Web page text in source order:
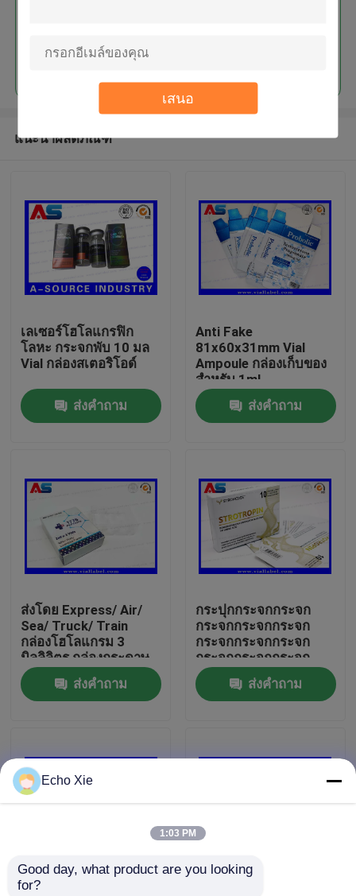
เสนอ
สินค้า
เกี่ยวกับเรา
ควบคุมคุณภาพ
ติดต่อเรา
10ml Vial Labels
ฉลากขวดเล็ก
চালিয়ে
แนะนำผลิตภัณฑ์
เลเซอร์โฮโลแกรฟิก
โลหะ กระจกพับ 10 มล
Vial กล่องสเตอริโอด์
ส่งคำถาม
Anti Fake
81x60x31mm Vial
Ampoule กล่องเก็บของ
สำหรับ 1ml
Bodybuilding
Propionateส่งคำถาม
ส่งโดย Express/ Air/
Sea/ Truck/ Train
กล่องโฮโลแกรม 3
มิลลิลิตร กล่องกระดาษ
2 มิลลิลิตร สําหรับเพพ
ติด บริการออกแบบฟรี
ส่งคำถาม
กระปุกกระจกกระจก
กระจกกระจกกระจก
กระจกกระจกกระจก
กระจกกระจกกระจก
กระจกกระจกกระจก
กระจกกระจกกระจก
กระจกกระจกกระจก
กระจกกระจกกระจก
กระจกกระจกกระจก
กระจกกระจกกระจก
กระจกกระจกกระจก
กระจกกระจกกระจก
ส่งคำถาม
การพิมพ์โฮโลแกรม
Echo Xie
1:03 PM
Good day, what product are you looking
for?